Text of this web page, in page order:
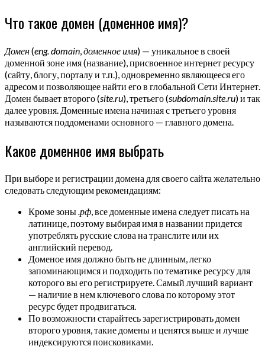
Что такое домен (доменное имя)?
Домен(eng. domain доменное имя) — уникальное в своей
доменной зоне имя (название), присвоенное интернет ресурсу
(сайту, блогу, порталу и т.п.), одновременно являющееся его
адресом и позволяющее найти его в глобальной Сети Интернет.
Домен бывает второго (site.ru), третьего (subdomain.site.ru) и так
далее уровня. Доменные имена начиная с третьего уровня
называются поддоменами основного — главного домена.
Какое доменное имя выбрать
При выборе и регистрации домена для своего сайта желательно
следовать следующим рекомендациям:
Кроме зоны.рф, все доменные имена следует писать на
латинице, поэтому выбирая имя в названии придется
употреблять русские слова на транслите или их
английский перевод.
Доменое имя должно быть не длинным, легко
запоминающимся и подходить по тематике ресурсу для
которого вы его регистрируете. Самый лучший вариант
— наличие в нем ключевого слова по которому этот
ресурс будет продвигаться.
По возможности старайтесь зарегистрировать домен
второго уровня, такие домены и ценятся выше и лучше
индексируются поисковиками.